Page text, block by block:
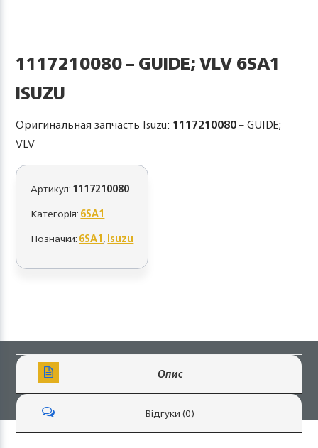
1117210080 – GUIDE; VLV 6SA1
ISUZU
Оригинальная запчасть Isuzu: 1117210080– GUIDE;
VLV
Артикул:1117210080
Категорія:6SA1
Позначки:6SA1,Isuzu
Опис
Відгуки (0)